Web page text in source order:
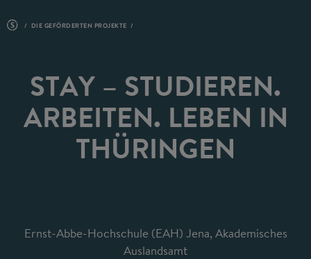
DIE GEFÖRDERTEN PROJEKTE
STAY – STUDIEREN.
ARBEITEN. LEBEN IN
THÜRINGEN
Ernst-Abbe-Hochschule (EAH) Jena, Akademisches
Auslandsamt